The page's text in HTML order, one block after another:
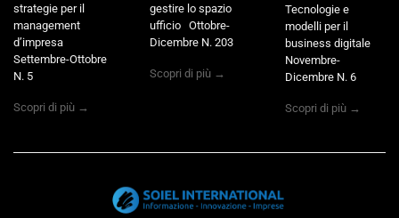
strategie per il
management
d’impresa
Settembre-Ottobre
N. 5
Scopri di più →
gestire lo spazio
ufficio Ottobre-
Dicembre N. 203
Scopri di più →
Tecnologie e
modelli per il
business digitale
Novembre-
Dicembre N. 6
Scopri di più →